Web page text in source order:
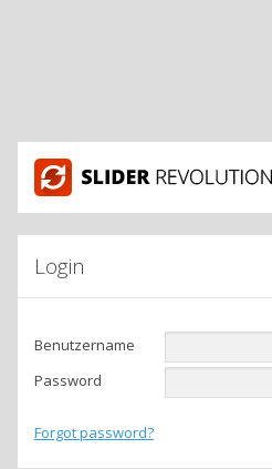
Login
Benutzername
Password
Forgot password?